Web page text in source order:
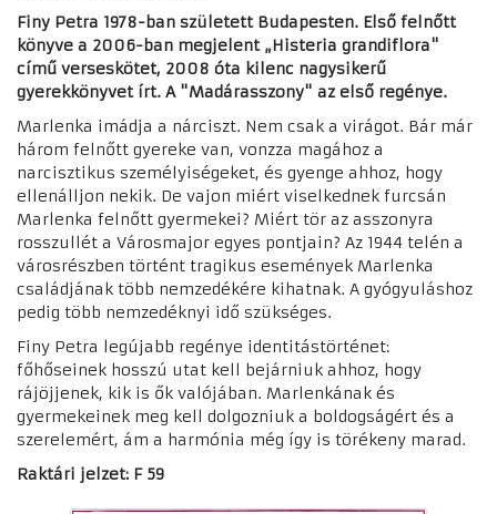
Finy Petra 1978-ban született Budapesten. Első felnőtt
könyve a 2006-ban megjelent „Histeria grandiflora"
című verseskötet, 2008 óta kilenc nagysikerű
gyerekkönyvet írt. A "Madárasszony" az első regénye.
Marlenka imádja a nárciszt. Nem csak a virágot. Bár már
három felnőtt gyereke van, vonzza magához a
narcisztikus személyiségeket, és gyenge ahhoz, hogy
ellenálljon nekik. De vajon miért viselkednek furcsán
Marlenka felnőtt gyermekei? Miért tör az asszonyra
rosszullét a Városmajor egyes pontjain? Az 1944 telén a
városrészben történt tragikus események Marlenka
családjának több nemzedékére kihatnak. A gyógyuláshoz
pedig több nemzedéknyi idő szükséges.
Finy Petra legújabb regénye identitástörténet:
főhőseinek hosszú utat kell bejárniuk ahhoz, hogy
rájöjjenek, kik is ők valójában. Marlenkának és
gyermekeinek meg kell dolgozniuk a boldogságért és a
szerelemért, ám a harmónia még így is törékeny marad.
Raktári jelzet: F 59